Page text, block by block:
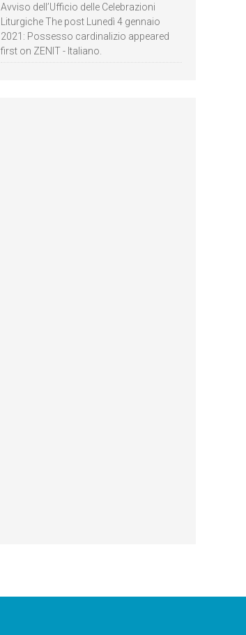
Avviso dell’Ufficio delle Celebrazioni
Liturgiche The post Lunedì 4 gennaio
2021: Possesso cardinalizio appeared
first on ZENIT - Italiano.